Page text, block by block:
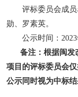
评标委员会成
勋、罗素英。
公示时间：
备注：根据闽发
项目的评标委员会
公示同时视为中标